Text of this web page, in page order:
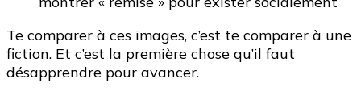
Te comparer à ces images, c’est te comparer à une
fiction. Et c’est la première chose qu’il faut
désapprendre pour avancer.